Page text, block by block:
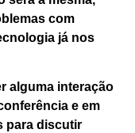
com
já nos
alguma interação
e em
para discutir